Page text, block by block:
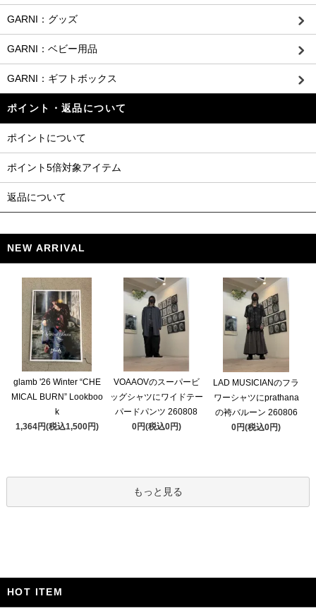
GARNI：グッズ
GARNI：ベビー用品
GARNI：ギフトボックス
ポイント・返品について
ポイントについて
ポイント5倍対象アイテム
返品について
NEW ARRIVAL
glamb '26 Winter “CHE
MICAL BURN” Lookboo
k
1,364円(税込1,500円)
VOAAOVのスーパービ
ッグシャツにワイドテー
パードパンツ 260808
0円(税込0円)
LAD MUSICIANのフラ
ワーシャツにprathana
の袴バルーン 260806
0円(税込0円)
もっと見る
HOT ITEM